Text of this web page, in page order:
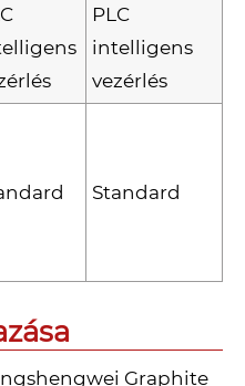
PLC
intelligens
vezérlés
Standard
Graphite